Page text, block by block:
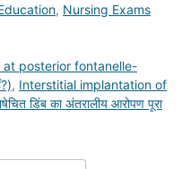
, Nursing Exams
at posterior fontanelle-
, Interstitial implantation of
डिंब का अंतरालीय आरोपण पूरा